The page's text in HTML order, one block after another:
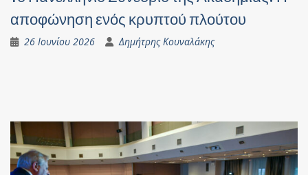
αποφώνηση ενός κρυπτού πλούτου
26 Ιουνίου 2026 Δημήτρης Κουναλάκης